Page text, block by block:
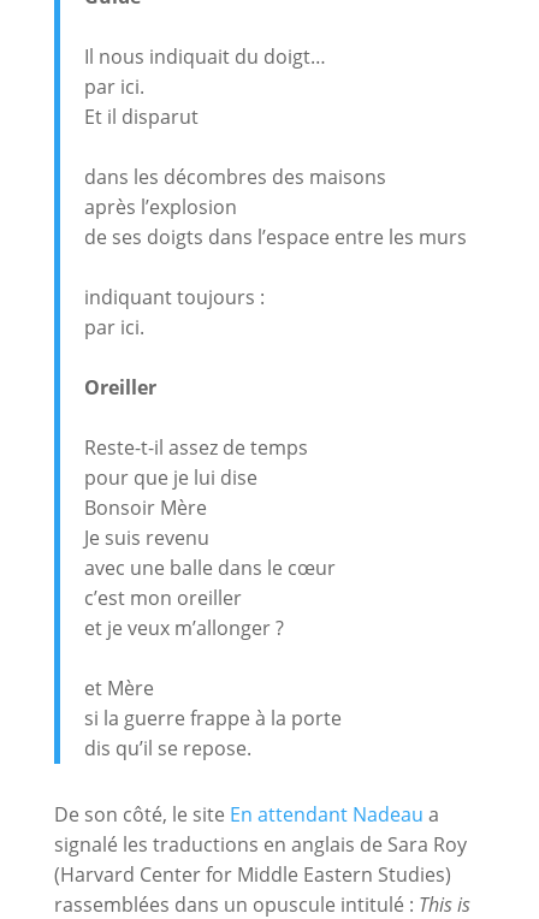
Il nous indiquait du doigt…
par ici.
Et il disparut
dans les décombres des maisons
après l’explosion
de ses doigts dans l’espace entre les murs
indiquant toujours :
par ici.
Oreiller
Reste-t-il assez de temps
pour que je lui dise
Bonsoir Mère
Je suis revenu
avec une balle dans le cœur
c’est mon oreiller
et je veux m’allonger ?
et Mère
si la guerre frappe à la porte
dis qu’il se repose.
De son côté, le site En attendant Nadeau a
signalé les traductions en anglais de Sara Roy
(Harvard Center for Middle Eastern Studies)
rassemblées dans un opuscule intitulé : This is